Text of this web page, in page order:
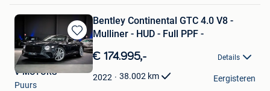
Bewaren
in
Mijn
Favorieten
Bentley Continental GTC 4.0 V8 -
Mulliner - HUD - Full PPF -
€ 174.995,- Details
2022 38.002 km
V-MOTORS
Puurs
Eergisteren